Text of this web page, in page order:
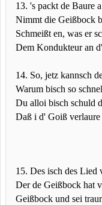
13. 's packt de Baure
Nimmt die Geißbock
Schmeißt en, was er
Dem Kondukteur an
14. So, jetz kannsch
Warum bisch so
Du alloi bisch schuld
Daß i d' Goiß verlaure
15. Des isch des Lied
Der de Geißbock hat
Geißbock und sei